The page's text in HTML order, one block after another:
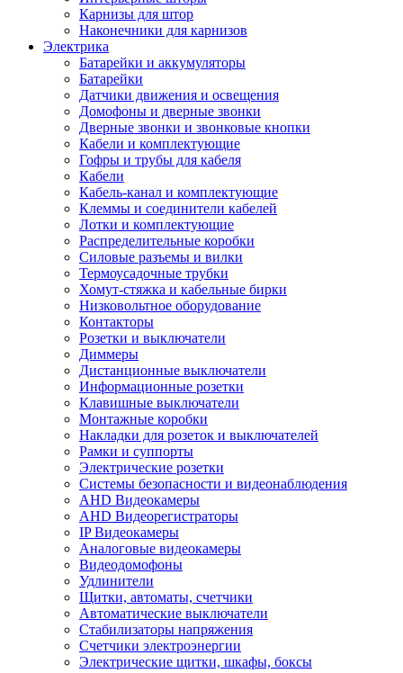
Карнизы для штор
Наконечники для карнизов
Электрика
Батарейки и аккумуляторы
Батарейки
Датчики движения и освещения
Домофоны и дверные звонки
Дверные звонки и звонковые кнопки
Кабели и комплектующие
Гофры и трубы для кабеля
Кабели
Кабель-канал и комплектующие
Клеммы и соединители кабелей
Лотки и комплектующие
Распределительные коробки
Силовые разъемы и вилки
Термоусадочные трубки
Хомут-стяжка и кабельные бирки
Низковольтное оборудование
Контакторы
Розетки и выключатели
Диммеры
Дистанционные выключатели
Информационные розетки
Клавишные выключатели
Монтажные коробки
Накладки для розеток и выключателей
Рамки и суппорты
Электрические розетки
Системы безопасности и видеонаблюдения
AHD Видеокамеры
AHD Видеорегистраторы
IP Видеокамеры
Аналоговые видеокамеры
Видеодомофоны
Удлинители
Щитки, автоматы, счетчики
Автоматические выключатели
Стабилизаторы напряжения
Счетчики электроэнергии
Электрические щитки, шкафы, боксы